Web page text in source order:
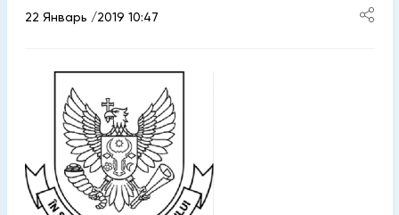
22 Январь /2019 10:47